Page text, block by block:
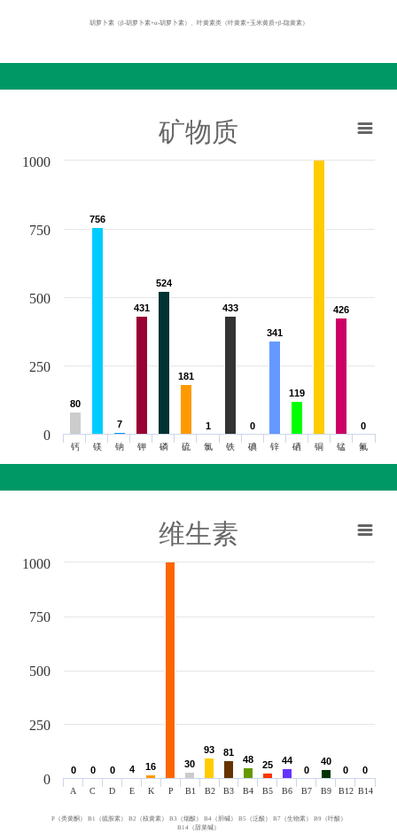
胡萝卜素（β-胡萝卜素+α-胡萝卜素）、叶黄素类（叶黄素+玉米黄质+β-隐黄素）
矿物质
80
80
756
756
7
7
431
431
524
524
181
181
1
1
433
433
0
0
341
341
119
119
426
426
0
0
钙 镁 钠 钾 磷 硫 氯 铁 碘 锌 硒 铜 锰 氟
0
250
500
750
1000
维生素
0
0 0
0 0
0 4
4 16
16 30
30
93
93 81
81
48
48 25
25 44
44
0
0
40
40
0
0 0
0
A C D E K P B1 B2 B3 B4 B5 B6 B7 B9 B12 B14
0
250
500
750
1000
P（类黄酮） B1（硫胺素） B2（核黄素） B3（烟酸） B4（胆碱） B5（泛酸） B7（生物素） B9（叶酸）
B14（甜菜碱）